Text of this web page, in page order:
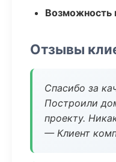
Возможность
Отзывы
Спасибо за
Построили
проекту.
— Клиент